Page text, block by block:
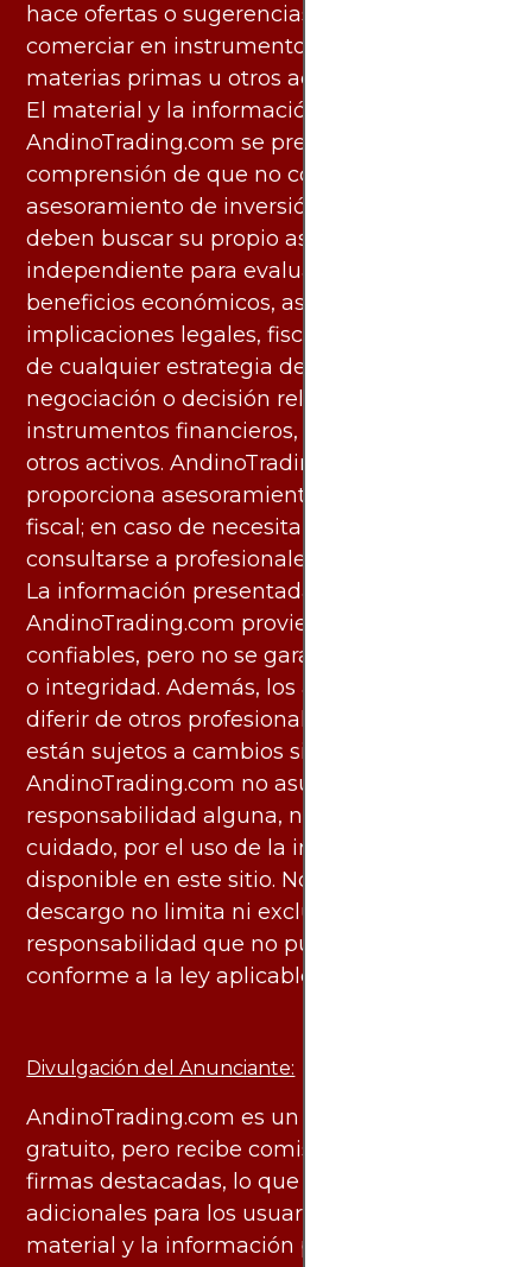
hace ofertas o sugerencias para invertir o
comerciar en instrumentos financieros,
materias primas u otros activos.
El material y la información disponibles en
AndinoTrading.com se presentan con la
comprensión de que no constituyen
asesoramiento de inversión. Los usuarios
deben buscar su propio asesoramiento
independiente para evaluar los riesgos y
beneficios económicos, así como las
implicaciones legales, fiscales y contables
de cualquier estrategia de inversión,
negociación o decisión relacionada con
instrumentos financieros, materias primas u
otros activos. AndinoTrading.com no
proporciona asesoramiento legal, contable o
fiscal; en caso de necesitarlo, debe
consultarse a profesionales especializados.
La información presentada por
AndinoTrading.com proviene de fuentes
confiables, pero no se garantiza su exactitud
o integridad. Además, los análisis pueden
diferir de otros profesionales calificados y
están sujetos a cambios sin previo aviso.
AndinoTrading.com no asume
responsabilidad alguna, ni deber de
cuidado, por el uso de la información
disponible en este sitio. No obstante, este
descargo no limita ni excluye ninguna
responsabilidad que no pueda ser excluida
conforme a la ley aplicable.
Divulgación del Anunciante:
AndinoTrading.com es un sitio de uso
gratuito, pero recibe comisiones de algunas
firmas destacadas, lo que no genera costos
adicionales para los usuarios. Todo el
material y la información publicados se